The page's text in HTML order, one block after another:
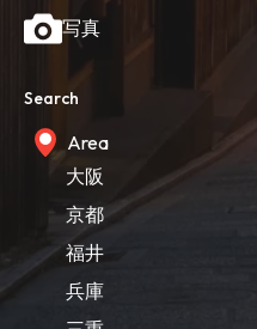
写真
Search
Area
大阪
京都
福井
兵庫